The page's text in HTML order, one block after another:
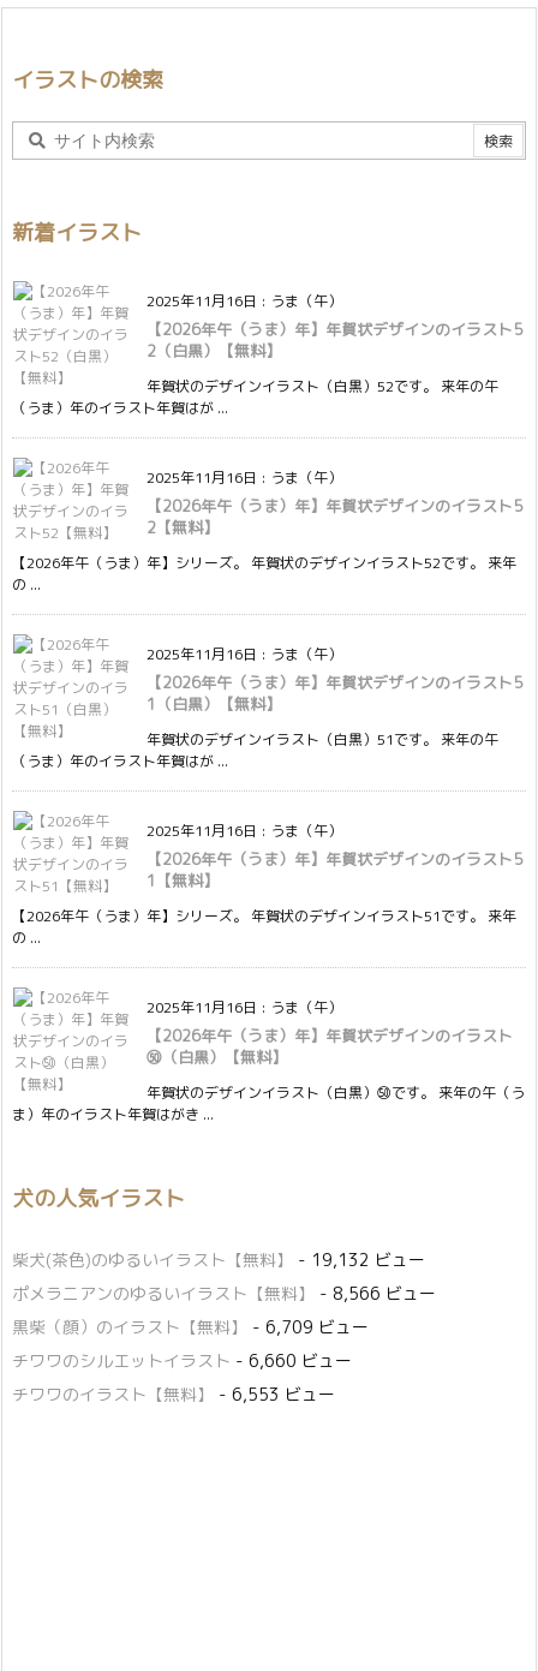
イラストの検索
新着イラスト
2025年11月16日 : うま（午）
【2026年午（うま）年】年賀状デザインのイラスト5
2（白黒）【無料】
年賀状のデザインイラスト（白黒）52です。 来年の午
（うま）年のイラスト年賀はが ...
2025年11月16日 : うま（午）
【2026年午（うま）年】年賀状デザインのイラスト5
2【無料】
【2026年午（うま）年】シリーズ。 年賀状のデザインイラスト52です。 来年
の ...
2025年11月16日 : うま（午）
【2026年午（うま）年】年賀状デザインのイラスト5
1（白黒）【無料】
年賀状のデザインイラスト（白黒）51です。 来年の午
（うま）年のイラスト年賀はが ...
2025年11月16日 : うま（午）
【2026年午（うま）年】年賀状デザインのイラスト5
1【無料】
【2026年午（うま）年】シリーズ。 年賀状のデザインイラスト51です。 来年
の ...
2025年11月16日 : うま（午）
【2026年午（うま）年】年賀状デザインのイラスト
㊿（白黒）【無料】
年賀状のデザインイラスト（白黒）㊿です。 来年の午（う
ま）年のイラスト年賀はがき ...
犬の人気イラスト
柴犬(茶色)のゆるいイラスト【無料】
- 19,132 ビュー
ポメラニアンのゆるいイラスト【無料】
- 8,566 ビュー
黒柴（顔）のイラスト【無料】
- 6,709 ビュー
チワワのシルエットイラスト - 6,660 ビュー
チワワのイラスト【無料】
- 6,553 ビュー